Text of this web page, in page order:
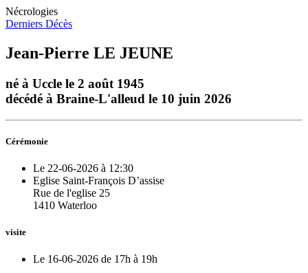
Nécrologies
Derniers Décès
Jean-Pierre LE JEUNE
né à Uccle le 2 août 1945
décédé à Braine-L'alleud le 10 juin 2026
Cérémonie
Le 22-06-2026 à 12:30
Eglise Saint-François D’assise
Rue de l'eglise 25
1410 Waterloo
visite
Le 16-06-2026 de 17h à 19h